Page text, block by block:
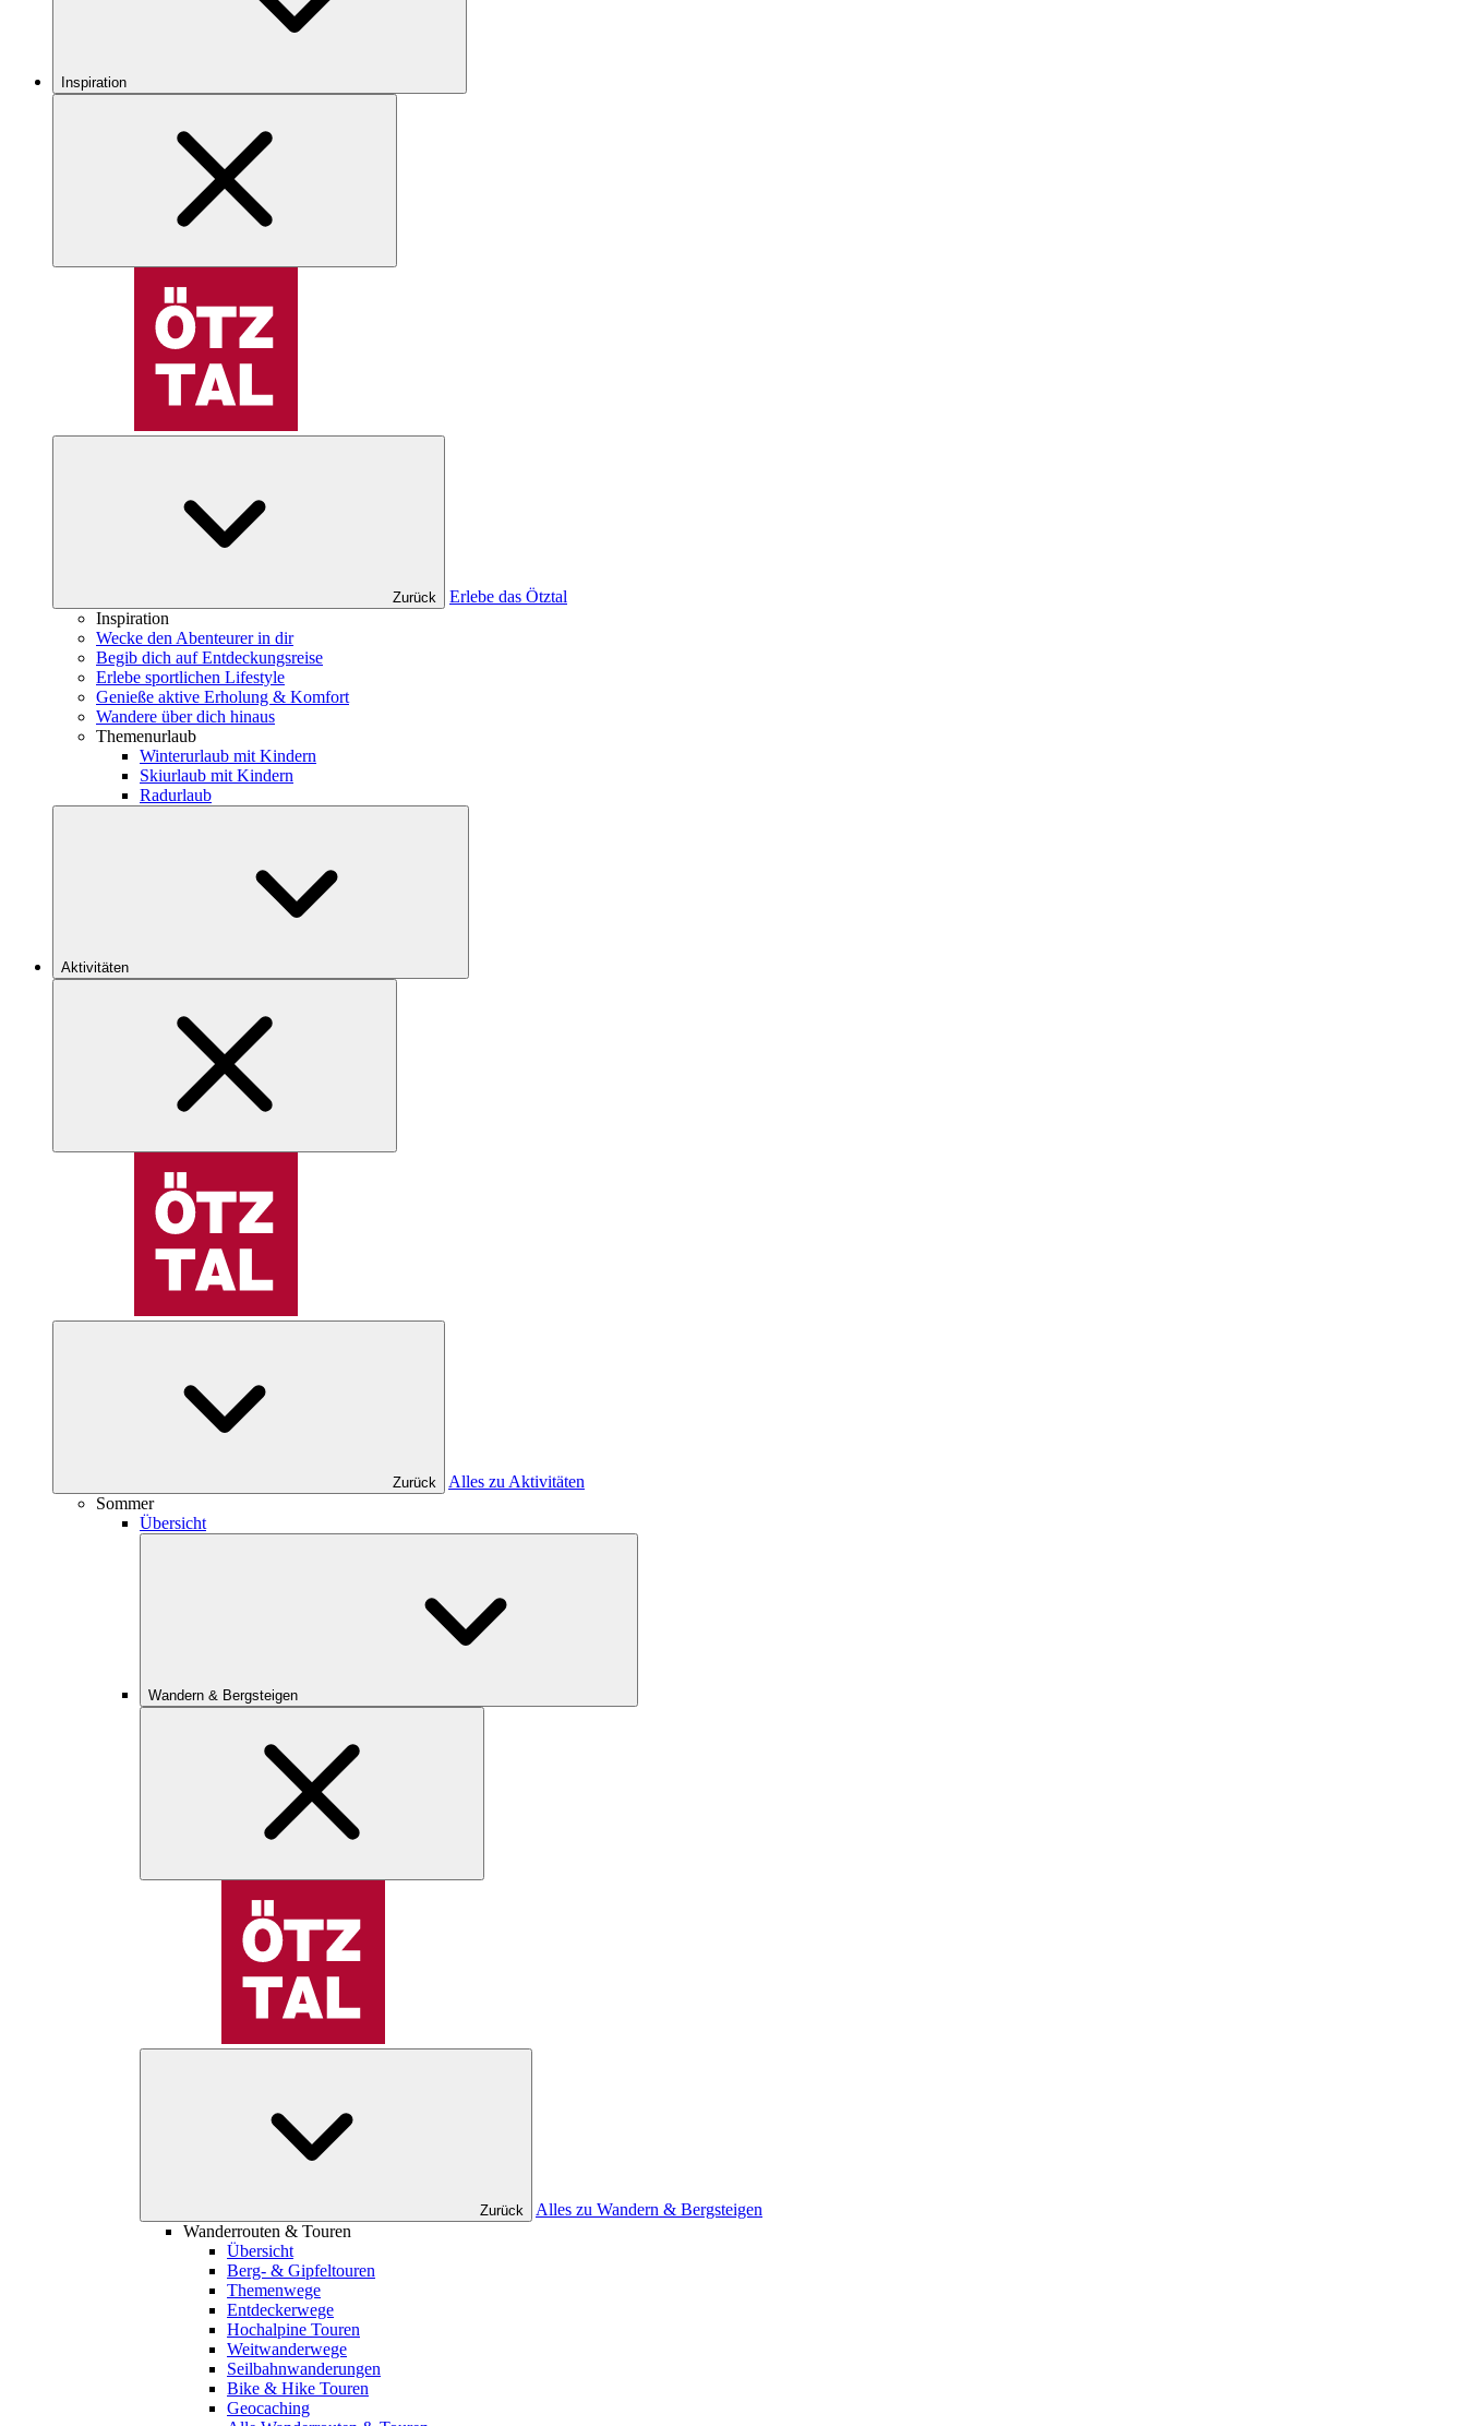
Inspiration
Zurück
Erlebe das Ötztal
Inspiration
Wecke den Abenteurer in dir
Begib dich auf Entdeckungsreise
Erlebe sportlichen Lifestyle
Genieße aktive Erholung & Komfort
Wandere über dich hinaus
Themenurlaub
Winterurlaub mit Kindern
Skiurlaub mit Kindern
Radurlaub
Aktivitäten
Zurück
Alles zu Aktivitäten
Sommer
Übersicht
Wandern & Bergsteigen
Zurück
Alles zu Wandern & Bergsteigen
Wanderrouten & Touren
Übersicht
Berg- & Gipfeltouren
Themenwege
Entdeckerwege
Hochalpine Touren
Weitwanderwege
Seilbahnwanderungen
Bike & Hike Touren
Geocaching